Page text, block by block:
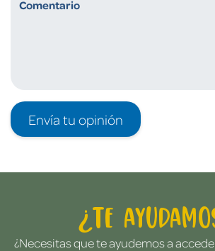
Envía tu opinión
¿Te
¿Necesitas que te ayudemos a